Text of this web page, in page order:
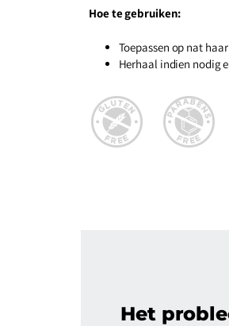
Hoe te gebruiken:
Toepassen op nat
Herhaal indien nodig
Het